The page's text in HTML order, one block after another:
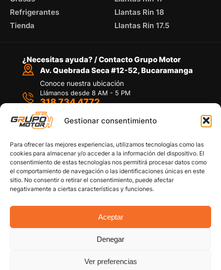
Gestionar consentimiento
Para ofrecer las mejores experiencias, utilizamos tecnologías como las
cookies para almacenar y/o acceder a la información del dispositivo. El
consentimiento de estas tecnologías nos permitirá procesar datos como
el comportamiento de navegación o las identificaciones únicas en este
sitio. No consentir o retirar el consentimiento, puede afectar
negativamente a ciertas características y funciones.
Aceptar
Denegar
Ver preferencias
Refrigerantes
Tienda
Llantas Rin 18
Llantas Rin 17.5
¿Necesitas ayuda? / Contacto Grupo Motor
Av. Quebrada Seca #12-52, Bucaramanga
Conoce nuestra ubicación
Llámanos desde 8 AM - 5 PM
318 734 4772
Habla con nosotros
Por medio de WhatsApp
Copyright © 2026 Grupo Motor S.A.S. Todos los
Políticas de privacidad
Política de devoluciones y/o reembolsos
Política de calidad
Términos y Condiciones